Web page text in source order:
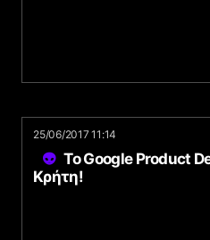
25/06/2017 11:14
Το Google Product
Κρήτη!